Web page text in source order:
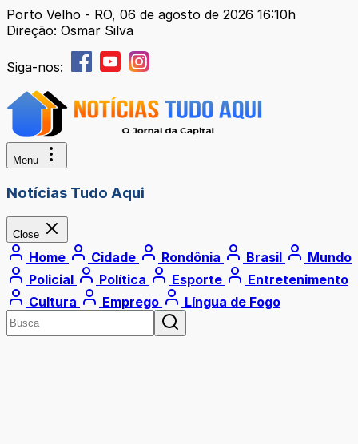
Porto Velho - RO, 06 de agosto de 2026 16:10h
Direção: Osmar Silva
Siga-nos:
Menu
Notícias Tudo Aqui
Close
Home Cidade Rondônia Brasil
Mundo
Policial
Política Esporte
Entretenimento
Cultura
Emprego Língua de Fogo